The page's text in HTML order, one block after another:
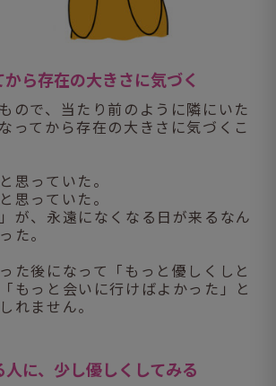
ら存在の大きさに気づく
ので、当たり前のように隣にいた
ってから存在の大きさに気づくこ
思っていた。
思っていた。
が、永遠になくなる日が来るなん
た。
た後になって「もっと優しくしと
もっと会いに行けばよかった」と
れません。
に、少し優しくしてみる